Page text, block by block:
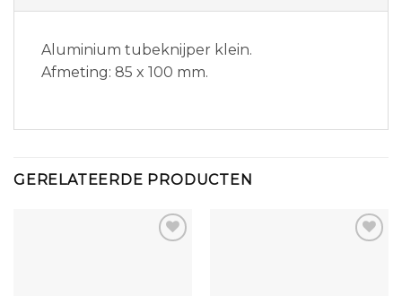
Aluminium tubeknijper klein.
Afmeting: 85 x 100 mm.
GERELATEERDE PRODUCTEN